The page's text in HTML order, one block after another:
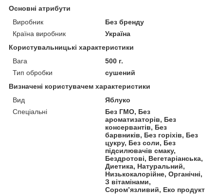
Основні атрибути
Виробник
Без бренду
Країна виробник
Україна
Користувальницькі характеристики
Вага
500 г.
Тип обробки
сушений
Визначені користувачем характеристики
Вид
Яблуко
Спеціальні
Без ГМО, Без
ароматизаторів, Без
консервантів, Без
барвників, Без горіхів, Без
цукру, Без соли, Без
підсилювачів смаку,
Бездротові, Вегетаріанська,
Диетика, Натуральний,
Низькокалорійне, Органічні,
З вітамінами,
Сором’язливий, Еко продукт